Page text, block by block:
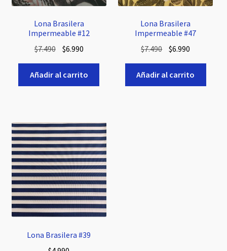
Lona Brasilera
Impermeable #12
$7.490 El
precio
original
era:
$6.990El
precio
actual
es:
Añadir al carrito
Lona Brasilera
Impermeable #47
$7.490 El
precio
original
era:
$6.990
precio
actual
es:
Añadir al carrito
Lona Brasilera #39